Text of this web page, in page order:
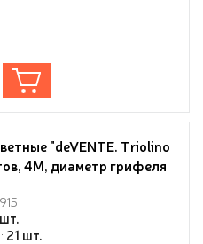
"deVENTE. Triolino
4М, диаметр грифеля
в картонной коробке
21 шт.